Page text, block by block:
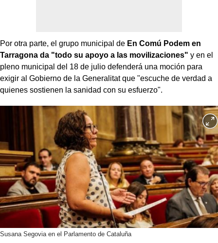
Por otra parte, el grupo municipal de En Comú Podem en
Tarragona da "todo su apoyo a las movilizaciones" y en el
pleno municipal del 18 de julio defenderá una moción para
exigir al Gobierno de la Generalitat que "escuche de verdad a
quienes sostienen la sanidad con su esfuerzo".
Susana Segovia en el Parlamento de Cataluña